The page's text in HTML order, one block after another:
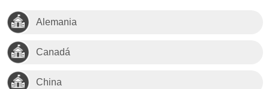
Alemania
Canadá
China